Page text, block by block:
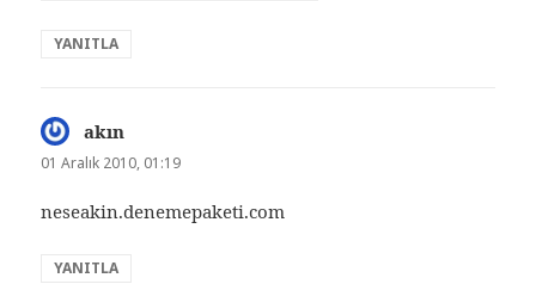
YANITLA
akın
ki:
01 Aralık 2010, 01:19
neseakin.denemepaketi.com
YANITLA